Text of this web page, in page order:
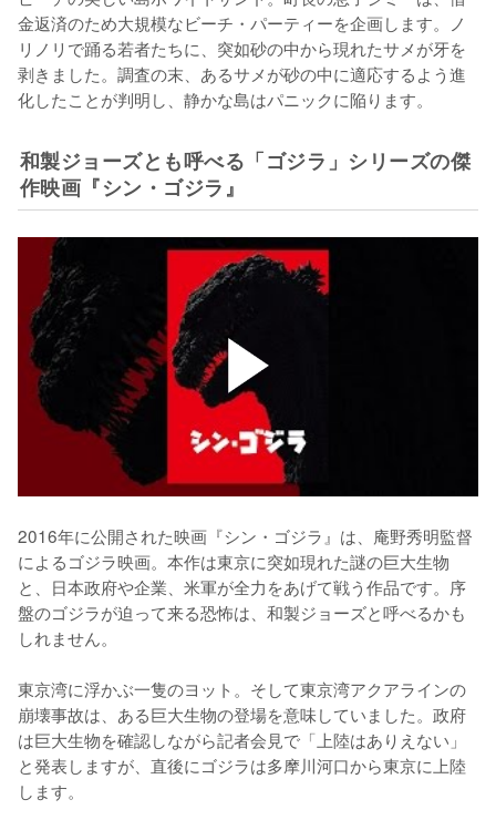
金返済のため大規模なビーチ・パーティーを企画します。ノ
リノリで踊る若者たちに、突如砂の中から現れたサメが牙を
剥きました。調査の末、あるサメが砂の中に適応するよう進
化したことが判明し、静かな島はパニックに陥ります。
和製ジョーズとも呼べる「ゴジラ」シリーズの傑
作映画『シン・ゴジラ』
2016年に公開された映画『シン・ゴジラ』は、庵野秀明監督
によるゴジラ映画。本作は東京に突如現れた謎の巨大生物
と、日本政府や企業、米軍が全力をあげて戦う作品です。序
盤のゴジラが迫って来る恐怖は、和製ジョーズと呼べるかも
しれません。
東京湾に浮かぶ一隻のヨット。そして東京湾アクアラインの
崩壊事故は、ある巨大生物の登場を意味していました。政府
は巨大生物を確認しながら記者会見で「上陸はありえない」
と発表しますが、直後にゴジラは多摩川河口から東京に上陸
します。